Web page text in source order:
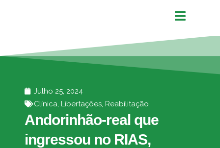
Julho 25, 2024
Clínica, Libertações, Reabilitação
Andorinhão-real que
ingressou no RIAS,